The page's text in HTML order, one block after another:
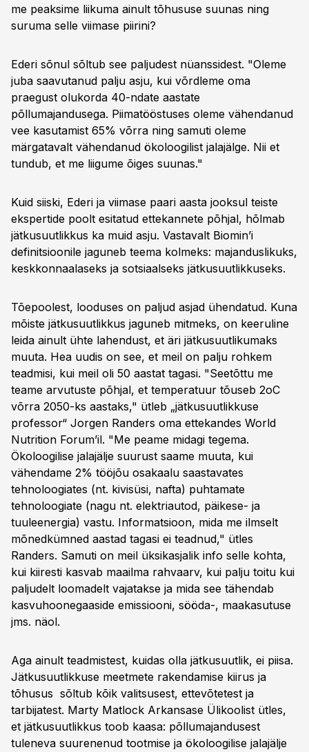
me peaksime liikuma ainult tõhususe suunas ning
suruma selle viimase piirini?
Ederi sõnul sõltub see paljudest nüanssidest. "Oleme
juba saavutanud palju asju, kui võrdleme oma
praegust olukorda 40-ndate aastate
põllumajandusega. Piimatööstuses oleme vähendanud
vee kasutamist 65% võrra ning samuti oleme
märgatavalt vähendanud ökoloogilist jalajälge. Nii et
tundub, et me liigume õiges suunas."
Kuid siiski, Ederi ja viimase paari aasta jooksul teiste
ekspertide poolt esitatud ettekannete põhjal, hõlmab
jätkusuutlikkus ka muid asju. Vastavalt Biomin’i
definitsioonile jaguneb teema kolmeks: majanduslikuks,
keskkonnaalaseks ja sotsiaalseks jätkusuutlikkuseks.
Tõepoolest, looduses on paljud asjad ühendatud. Kuna
mõiste jätkusuutlikkus jaguneb mitmeks, on keeruline
leida ainult ühte lahendust, et äri jätkusuutlikumaks
muuta. Hea uudis on see, et meil on palju rohkem
teadmisi, kui meil oli 50 aastat tagasi. "Seetõttu me
teame arvutuste põhjal, et temperatuur tõuseb 2oC
võrra 2050-ks aastaks," ütleb „jätkusuutlikkuse
professor“ Jorgen Randers oma ettekandes World
Nutrition Forum’il. "Me peame midagi tegema.
Ökoloogilise jalajälje suurust saame muuta, kui
vähendame 2% tööjõu osakaalu saastavates
tehnoloogiates (nt. kivisüsi, nafta) puhtamate
tehnoloogiate (nagu nt. elektriautod, päikese- ja
tuuleenergia) vastu. Informatsioon, mida me ilmselt
mõnedkümned aastad tagasi ei teadnud," ütles
Randers. Samuti on meil üksikasjalik info selle kohta,
kui kiiresti kasvab maailma rahvaarv, kui palju toitu kui
paljudelt loomadelt vajatakse ja mida see tähendab
kasvuhoonegaaside emissiooni, sööda-, maakasutuse
jms. näol.
Aga ainult teadmistest, kuidas olla jätkusuutlik, ei piisa.
Jätkusuutlikkuse meetmete rakendamise kiirus ja
tõhusus sõltub kõik valitsusest, ettevõtetest ja
tarbijatest. Marty Matlock Arkansase Ülikoolist ütles,
et jätkusuutlikkus toob kaasa: põllumajandusest
tuleneva suurenenud tootmise ja ökoloogilise jalajälje